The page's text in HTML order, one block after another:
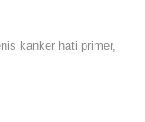
kanker hati primer,